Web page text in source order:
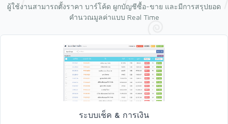
ผู้ใช้งานสามารถตั้งราคา บาร์โค้ด ผูกบัญชีซื้อ-ขาย และมีการสรุปยอด
คำนวณมูลค่าแบบ Real Time
ระบบเช็ค & การเงิน